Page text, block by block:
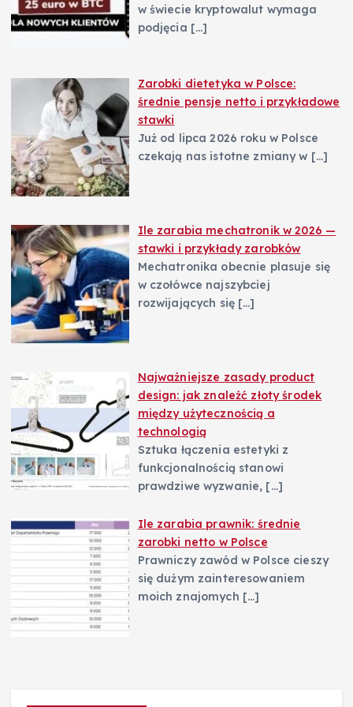
w świecie kryptowalut wymaga
podjęcia […]
Zarobki dietetyka w Polsce:
średnie pensje netto i przykładowe
stawki
Już od lipca 2026 roku w Polsce
czekają nas istotne zmiany w […]
Ile zarabia mechatronik w 2026 —
stawki i przykłady zarobków
Mechatronika obecnie plasuje się
w czołówce najszybciej
rozwijających się […]
Najważniejsze zasady product
design: jak znaleźć złoty środek
między użytecznością a
technologią
Sztuka łączenia estetyki z
funkcjonalnością stanowi
prawdziwe wyzwanie, […]
Ile zarabia prawnik: średnie
zarobki netto w Polsce
Prawniczy zawód w Polsce cieszy
się dużym zainteresowaniem
moich znajomych […]